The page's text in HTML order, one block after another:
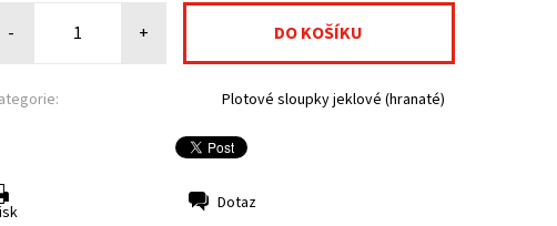
- +
Plotové sloupky jeklové (hranaté)
Dotaz